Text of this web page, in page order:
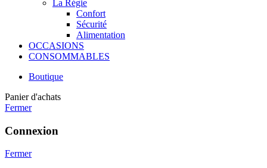
La Régie
Confort
Sécurité
Alimentation
OCCASIONS
CONSOMMABLES
Boutique
Panier d'achats
Fermer
Connexion
Fermer